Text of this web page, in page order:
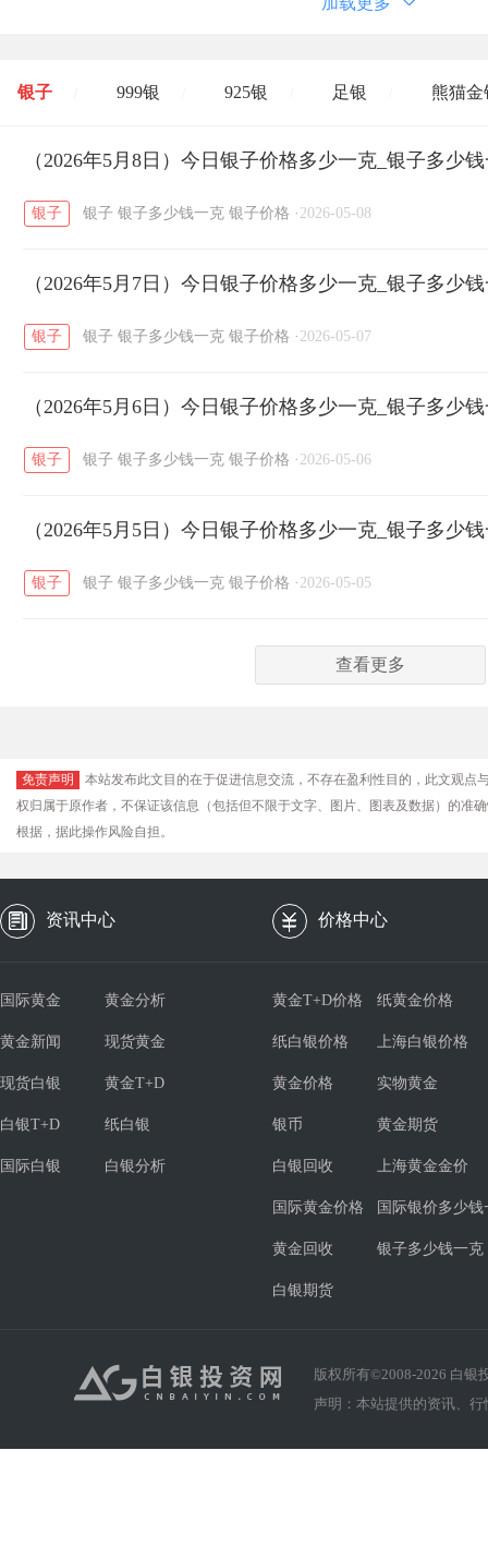
银子 999银 925银 足银 熊猫金
开国纪念币 大清银币 / 长城币 / 老
菜百 周生生 周大生
六福 / 金至尊 / 潮宏基 / 亚一金店
（2026年5月8日）今日银子价格多少一克_银子多少
银子 银子 银子多少钱一克 银子价格 · 2026-05-08
（2026年5月7日）今日银子价格多少一克_银子多少
银子 银子 银子多少钱一克 银子价格 · 2026-05-07
（2026年5月6日）今日银子价格多少一克_银子多少
银子 银子 银子多少钱一克 银子价格 · 2026-05-06
（2026年5月5日）今日银子价格多少一克_银子多少
银子 银子 银子多少钱一克 银子价格 · 2026-05-05
查看更多
免责声明
本站发布此文目的在于促进信息交流，不存在盈利性目的，此文观
权归属于原作者，不保证该信息（包括但不限于文字、图片、图表及数据）的准
根据，据此操作风险自担。
资讯中心 价格中心
国际黄金 黄金分析
黄金新闻 现货黄金
现货白银 黄金T+D
白银T+D 纸白银
国际白银 白银分析
黄金T+D价格 纸黄金价格
纸白银价格 上海白银价格
黄金价格 实物黄金
银币 黄金期货
白银回收 上海黄金金价
国际黄金价格 国际银价多少钱
黄金回收 银子多少钱一克
白银期货
版权所有©2008-2026 白银
声明：本站提供的资讯、